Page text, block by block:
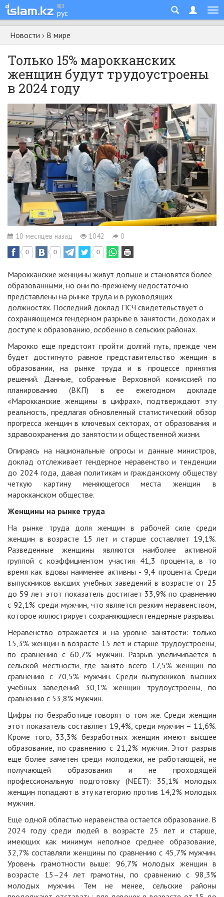
қаз
рус
Новости › В мире
Только 15% марокканских
женщин будут трудоустроены
в 2024 году
10 месяцев назад 1042 0
0 0 0
Марокканские женщины живут дольше и становятся более
образованными, но они по-прежнему недостаточно
представлены на рынке труда и в руководящих
должностях. Последний доклад ПСЧ свидетельствует о
сохраняющемся гендерном разрыве в занятости, доходах и
доступе к образованию, особенно в сельских районах.
Марокко еще предстоит пройти долгий путь, прежде чем
будет достигнуто равное представительство женщин в
образовании, на рынке труда и в процессе принятия
решений. Данные, собранные Верховной комиссией по
планированию (ВКП) в ее ежегодном докладе
«Марокканские женщины в цифрах», подтверждают эту
реальность, предлагая обновленный статистический обзор
прогресса женщин в ключевых секторах, от образования и
здравоохранения до занятости и общественной жизни.
Опираясь на национальные опросы и данные министров,
доклад отслеживает гендерное неравенство и тенденции
до 2024 года, давая политикам и гражданскому обществу
четкую картину меняющегося места женщин в
марокканском обществе.
Женщины на рынке труда
На рынке труда доля женщин в рабочей силе среди
женщин в возрасте 15 лет и старше составляет 19,1%.
Разведенные женщины являются наиболее активной
группой с коэффициентом участия 41,3 процента, в то
время как вдовы наименее активны - 9,4 процента. Среди
выпускников высших учебных заведений в возрасте от 25
до 59 лет этот показатель достигает 33,9% по сравнению
с 92,1% среди мужчин, что является резким неравенством,
которое иллюстрирует сохраняющиеся гендерные разрывы.
Неравенство отражается и на уровне занятости: только
15,3% женщин в возрасте 15 лет и старше трудоустроены,
по сравнению с 60,7% мужчин. Разрыв увеличивается в
сельской местности, где занято всего 17,5% женщин по
сравнению с 70,5% мужчин. Среди выпускников высших
учебных заведений 30,1% женщин трудоустроены, по
сравнению с 53,8% мужчин.
Цифры по безработице говорят о том же. Среди женщин
этот показатель составляет 19,4%, среди мужчин – 11,6%.
Кроме того, 33,3% безработных женщин имеют высшее
образование, по сравнению с 21,2% мужчин. Этот разрыв
еще более заметен среди молодежи, не работающей, не
получающей образования и не проходящей
профессиональную подготовку (NEET): 35,1% молодых
женщин попадают в эту категорию против 14,2% молодых
мужчин.
Еще одной областью неравенства остается образование. В
2024 году среди людей в возрасте 25 лет и старше,
имеющих как минимум неполное среднее образование,
32,7% составляли женщины по сравнению с 45,7% мужчин.
Уровень грамотности выше: 96,7% молодых женщин в
возрасте 15–24 лет грамотны, по сравнению с 98,3%
молодых мужчин. Тем не менее, сельские районы